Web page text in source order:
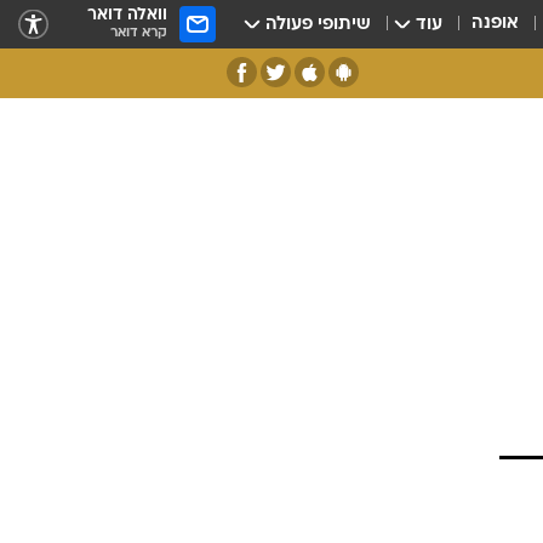
אופנה עוד שיתופי פעולה וואלה דואר
קרא דואר